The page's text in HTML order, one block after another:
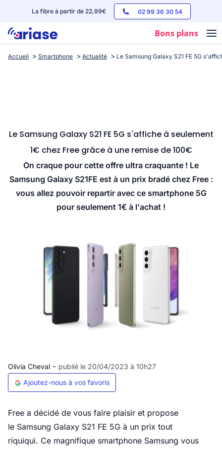
La fibre à partir de 22,99€ 02 99 36 30 54
Bons plans
Box internet
Accueil Smartphone Actualité Le Samsung Galaxy S21 FE 5G
Le Samsung Galaxy S21 FE 5G s'affiche à seulement
1€ chez Free grâce à une remise de 100€
On craque pour cette offre ultra craquante ! Le
Samsung Galaxy S21FE est à un prix bradé chez Free :
vous allez pouvoir repartir avec ce smartphone 5G
pour seulement 1€ à l'achat !
Olivia Cheval - publié le 20/04/2023 à 10h27
Ajoutez-nous à vos favoris
Free a décidé de vous faire plaisir et propose
le Samsung Galaxy S21 FE 5G à un prix tout
riquiqui. Ce magnifique smartphone Samsung vous